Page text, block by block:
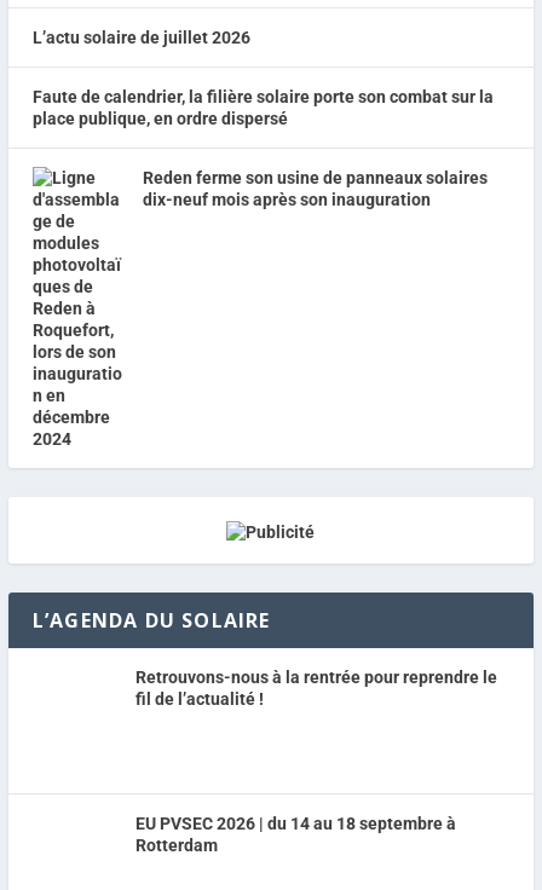
L’actu solaire de juillet 2026
Faute de calendrier, la filière solaire porte son combat sur la
place publique, en ordre dispersé
Reden ferme son usine de panneaux solaires
dix-neuf mois après son inauguration
L’AGENDA DU SOLAIRE
Retrouvons-nous à la rentrée pour reprendre le
fil de l’actualité !
EU PVSEC 2026 | du 14 au 18 septembre à
Rotterdam